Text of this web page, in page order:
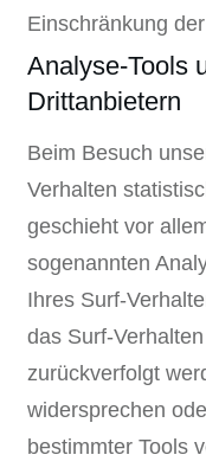
Einschränkung
Analyse-Tools
Drittanbietern
Beim Besuch
Verhalten
geschieht vor
sogenannten
Ihres Surf-
das Surf-
zurückverfolgt
widersprechen
bestimmter Tools